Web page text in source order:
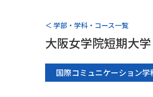
＜ 学部・学科・コース一覧
大阪女学院短期大
国際コミュニケーション